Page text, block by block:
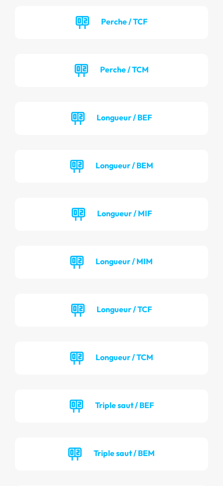
Perche / TCF
Perche / TCM
Longueur / BEF
Longueur / BEM
Longueur / MIF
Longueur / MIM
Longueur / TCF
Longueur / TCM
Triple saut / BEF
Triple saut / BEM